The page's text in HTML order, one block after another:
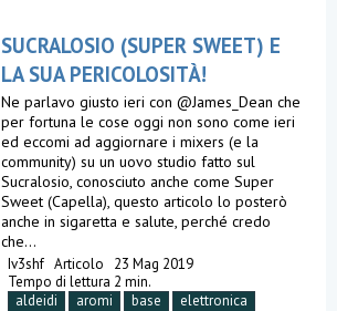
SUCRALOSIO (SUPER SWEET) E
LA SUA PERICOLOSITÀ!
Ne parlavo giusto ieri con @James_Dean che
per fortuna le cose oggi non sono come ieri
ed eccomi ad aggiornare i mixers (e la
community) su un uovo studio fatto sul
Sucralosio, conosciuto anche come Super
Sweet (Capella), questo articolo lo posterò
anche in sigaretta e salute, perché credo
che...
Iv3shf Articolo
23 Mag 2019
Tempo di lettura 2 min.
aldeidi
aromi base
elettronica